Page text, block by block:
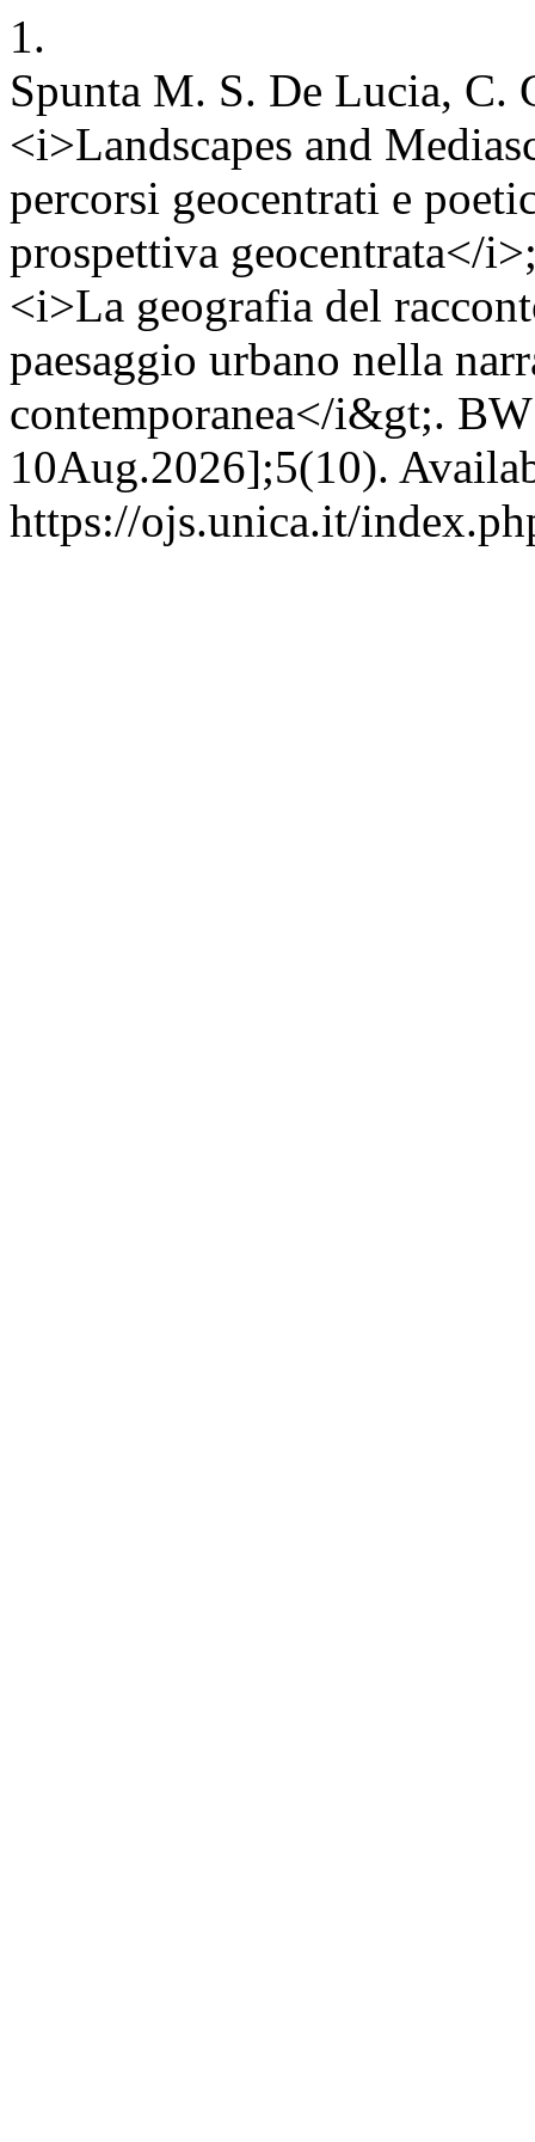
1.
Spunta M. S. De Lucia, C.
<i>Landscapes and
percorsi geocentrati e
prospettiva geocentrata</
<i>La geografia del
paesaggio urbano nella
contemporanea</i&gt;.
10Aug.2026];5(10).
https://ojs.unica.it/